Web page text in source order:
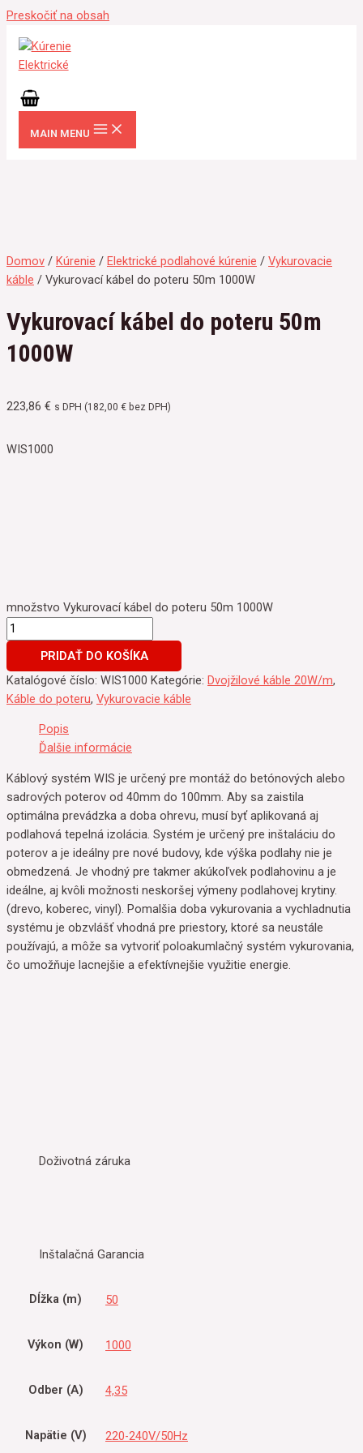
Preskočiť na obsah
MAIN MENU
Domov / Kúrenie / Elektrické podlahové kúrenie / Vykurovacie
káble / Vykurovací kábel do poteru 50m 1000W
Vykurovací kábel do poteru 50m
1000W
223,86 € s DPH (182,00 € bez DPH)
WIS1000
množstvo Vykurovací kábel do poteru 50m 1000W
PRIDAŤ DO KOŠÍKA
Katalógové číslo: WIS1000 Kategórie: Dvojžilové káble 20W/m,
Káble do poteru, Vykurovacie káble
Popis
Ďalšie informácie
Káblový systém WIS je určený pre montáž do betónových alebo
sadrových poterov od 40mm do 100mm. Aby sa zaistila
optimálna prevádzka a doba ohrevu, musí byť aplikovaná aj
podlahová tepelná izolácia. Systém je určený pre inštaláciu do
poterov a je ideálny pre nové budovy, kde výška podlahy nie je
obmedzená. Je vhodný pre takmer akúkoľvek podlahovinu a je
ideálne, aj kvôli možnosti neskoršej výmeny podlahovej krytiny.
(drevo, koberec, vinyl). Pomalšia doba vykurovania a vychladnutia
systému je obzvlášť vhodná pre priestory, ktoré sa neustále
používajú, a môže sa vytvoriť poloakumlačný systém vykurovania,
čo umožňuje lacnejšie a efektívnejšie využitie energie.
Doživotná záruka
Inštalačná Garancia
Dĺžka (m) 50
Výkon (W) 1000
Odber (A) 4,35
Napätie (V) 220-240V/50Hz